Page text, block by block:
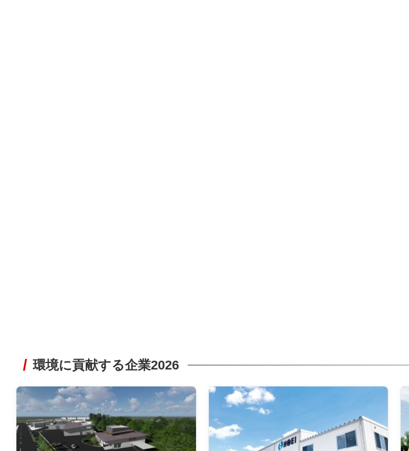
環境に貢献する企業2026